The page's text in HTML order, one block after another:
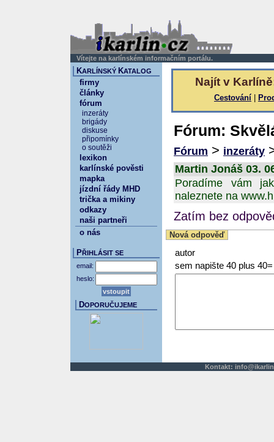
Vítejte na karlínském informačním portálu.
Najít v
Cestování
Fórum:
Fórum > inzeráty
Martin Jonáš 03.
Poradíme vám
naleznete na
Zatím bez
Nová odpověď
autor
sem napište 40 plus 40=
KARLÍNSKÝ KATALOG
firmy
články
fórum
inzeráty
brigády
diskuse
připomínky
o soutěži
lexikon
karlínské pověsti
mapka
jízdní řády MHD
trička a mikiny
odkazy
naši partneři
o nás
PŘIHLÁSIT SE
email:
heslo:
DOPORUČUJEME
Kontakt: